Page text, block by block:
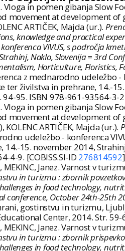
Vloga in pomen gibanja Slow
movement at development of
ARTIČEK, Majda (ur.).
knowledge and practical
VIVUS, s področja
Naklo, Slovenija = 3rd
Horticulture, Floristics,
z mednarodno udeležbo -
živilstva in prehrane, 14.-
95. ISBN 978-961-93564-3-
Vloga in pomen gibanja Slow
movement at development of
KOLENC ARTIČEK, Majda (ur.).
udeležbo - konferenca
14.-15. november 2014,
4-9. [COBISS.SI-ID 276814592]
MEKINC, Janez. Varnost v
in turizmu : zbornik
in food technology,
conference, October 24th-25th
gostinstvu in turizmu,
Center, 2014. Str.
MEKINC, Janez. Varnost v
in turizmu : zbornik
in food technology,